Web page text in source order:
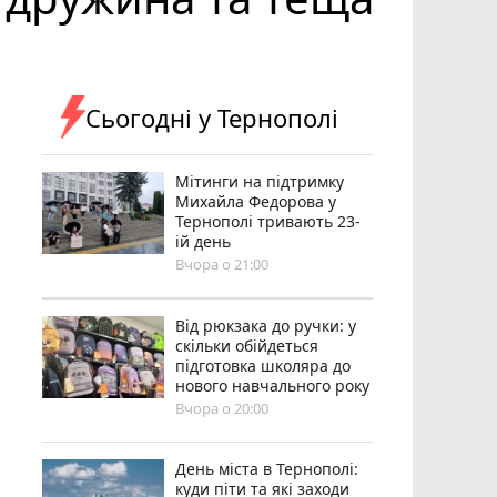
Сьогодні у Тернополі
Мітинги на підтримку
Михайла Федорова у
Тернополі тривають 23-
ій день
Вчора о 21:00
Від рюкзака до ручки: у
скільки обійдеться
підготовка школяра до
нового навчального року
Вчора о 20:00
День міста в Тернополі:
куди піти та які заходи